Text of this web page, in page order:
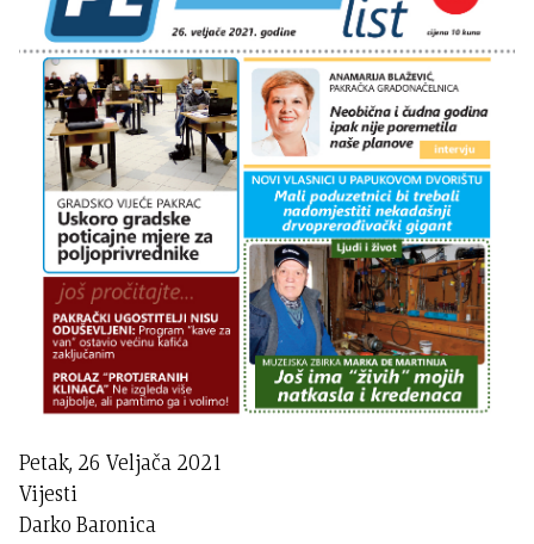
Petak, 26 Veljača 2021
Vijesti
Darko Baronica